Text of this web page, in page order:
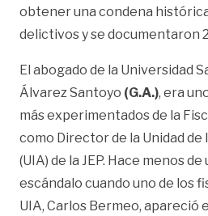
obtener una condena
delictivos y se documentaron
El abogado de la Universidad
Álvarez Santoyo (G.A.), era
más experimentados de la
como Director de la Unidad
(UIA) de la JEP. Hace menos
escándalo cuando uno de los
UIA, Carlos Bermeo, apareció